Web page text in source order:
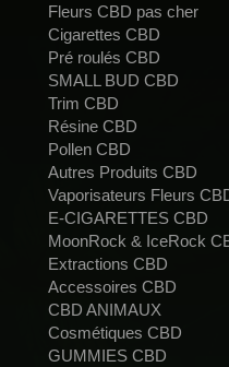
Fleurs CBD pas cher
Cigarettes CBD
Pré roulés CBD
SMALL BUD CBD
Trim CBD
Résine CBD
Pollen CBD
Autres Produits CBD
Vaporisateurs Fleurs
E-CIGARETTES CBD
MoonRock & IceRock
Extractions CBD
Accessoires CBD
CBD ANIMAUX
Cosmétiques CBD
GUMMIES CBD